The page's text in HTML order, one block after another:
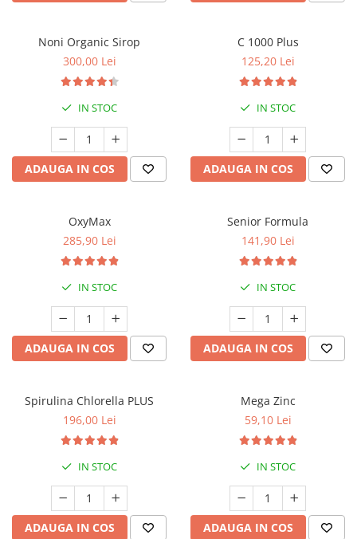
Noni Organic Sirop
300,00 Lei
IN STOC
ADAUGA IN COS
C 1000 Plus
125,20 Lei
IN STOC
ADAUGA IN COS
OxyMax
285,90 Lei
IN STOC
ADAUGA IN COS
Senior Formula
141,90 Lei
IN STOC
ADAUGA IN COS
Spirulina Chlorella PLUS
196,00 Lei
IN STOC
ADAUGA IN COS
Mega Zinc
59,10 Lei
IN STOC
ADAUGA IN COS